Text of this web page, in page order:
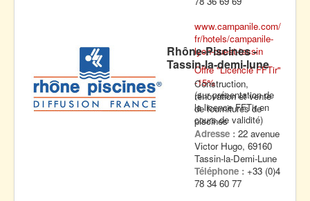
www.campanile.com/
fr/hotels/campanile-
lyon-ouest-tassin
Offre "Licencié FFTir"
-15%
(sur présentation de
la licence FFTir en
cours de validité)
Rhône-Piscines -
Tassin-la-demi-lune
Construction,
rénovation et vente
de fournitures de
piscines
Adresse : 22 avenue
Victor Hugo, 69160
Tassin-la-Demi-Lune
Téléphone : +33 (0)4
78 34 60 77